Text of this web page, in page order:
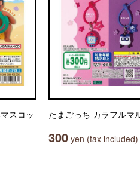
スコッ
たまごっち カラフルマ
300 yen (tax included)